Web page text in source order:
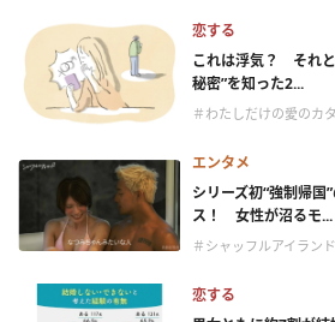
恋する
これは浮気？ それ
秘密”を知った2...
＃わたしだけの愛のカ
エンタメ
シリーズ初“強制帰国
ス！ 女性が沼るモ...
＃シャッフルアイラン
恋する